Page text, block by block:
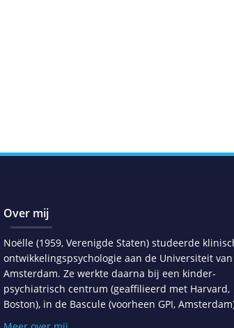
Over mij
Noëlle (1959, Verenigde Staten) studeerde
ontwikkelingspsychologie aan de Universiteit van
Amsterdam. Ze werkte daarna bij een kinder-
psychiatrisch centrum (geaffilieerd met Harvard,
Boston), in de Bascule (voorheen GPI,